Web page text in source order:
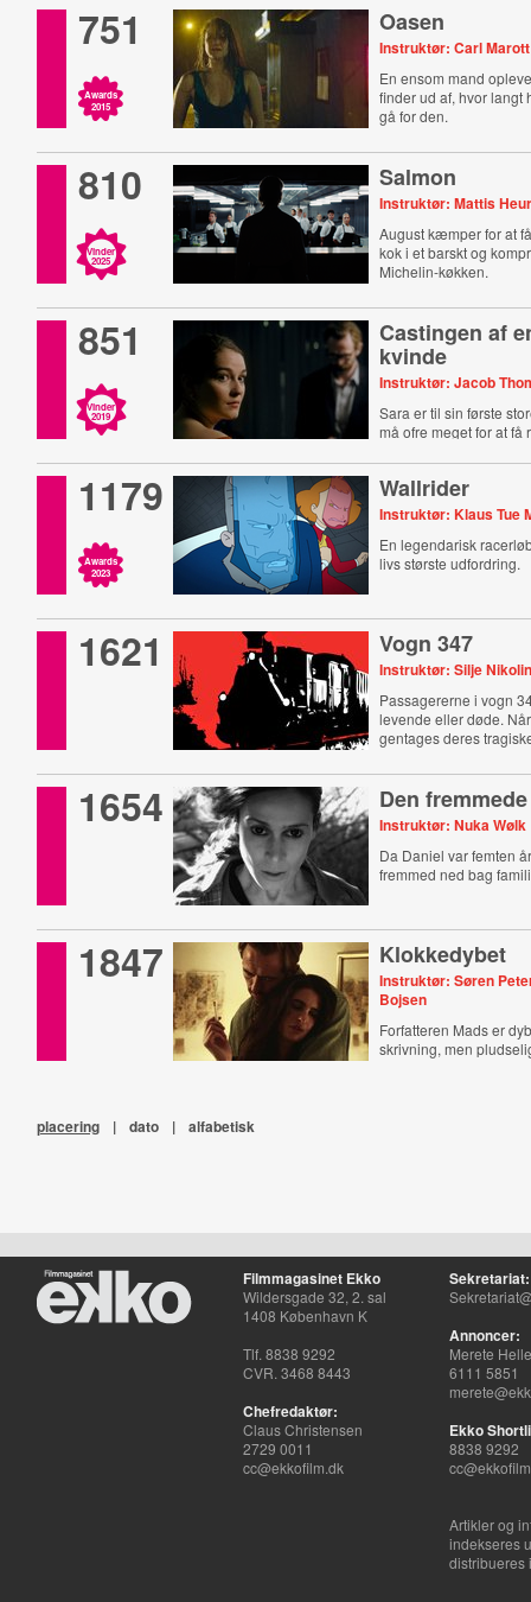
751
Awards
2015
Oasen
Instruktør: Carl Marott
En ensom mand
finder ud af, hvor langt
gå for den.
810
Vinder
2025
Salmon
Instruktør: Mattis
August kæmper for at
kok i et barskt og
Michelin-køkken.
851
Vinder
2019
Castingen af
kvinde
Instruktør: Jacob
Sara er til sin første
må ofre meget for at få
1179
Awards
2023
Wallrider
Instruktør: Klaus Tue
En legendarisk
livs største udfordring.
1621 Vogn 347
Instruktør: Silje
Passagererne i vogn
levende eller døde.
gentages deres
1654 Den fremmede
Instruktør: Nuka Wølk
Da Daniel var femten
fremmed ned bag
1847 Klokkedybet
Instruktør: Søren
Bojsen
Forfatteren Mads er
skrivning, men
placering | dato | alfabetisk
Filmmagasinet Ekko
Wildersgade 32, 2. sal
1408 København K
Tlf. 8838 9292
CVR. 3468 8443
Chefredaktør:
Claus Christensen
2729 0011
cc@ekkofilm.dk
Sekretariat:
Annoncer:
Merete
6111 5851
Ekko
8838 9292
Artikler og
indekseres
distribueres